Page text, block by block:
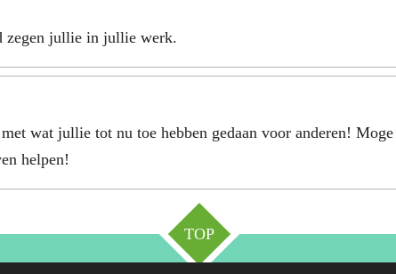
zegen jullie in jullie werk.
wat jullie tot nu toe hebben gedaan voor anderen!
helpen!
TOP